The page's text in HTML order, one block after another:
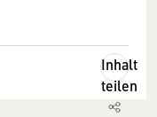
Inhalt
teilen